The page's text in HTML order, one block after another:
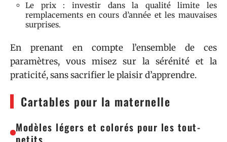
Le prix : investir dans la qualité limite les
remplacements en cours d’année et les mauvaises
surprises.
En prenant en compte l’ensemble de ces
paramètres, vous misez sur la sérénité et la
praticité, sans sacrifier le plaisir d’apprendre.
Cartables pour la maternelle
Modèles légers et colorés pour les tout-
petits